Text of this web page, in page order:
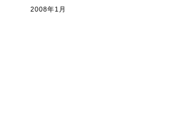
2008年1月